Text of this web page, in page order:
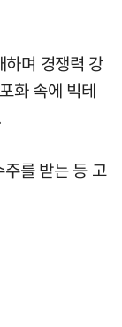
며 경쟁력 강
화 속에 빅테
를 받는 등 고